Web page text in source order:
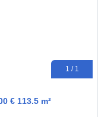
1 / 1
€ 113.5 m²